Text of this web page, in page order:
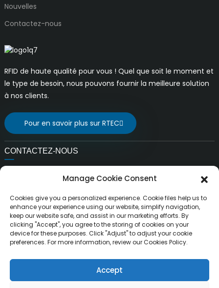
Nouvelles
Contactez-nous
RFID de haute qualité pour vous ! Quel que soit le moment et
le type de besoin, nous pouvons fournir la meilleure solution
à nos clients.
Pour en savoir plus sur RTEC
CONTACTEZ-NOUS
ventes@rfrid.com
Adresse:
10e bâtiment, base d'innovation, district d'innovation
scientifique, ville de MianYang, Sichuan, Chine 621000
Droits d'auteur © MianYang RuiTai Intelligent Technology Co.,
Manage Cookie Consent
Cookies give you a personalized experience. Cookie files help us to
enhance your experience using our website, simplify navigation,
keep our website safe, and assist in our marketing efforts. By
clicking "Accept", you agree to the storing of cookies on your
device for these purposes. Click "Adjust" to adjust your cookie
preferences. For more information, review our Cookies Policy.
Accept